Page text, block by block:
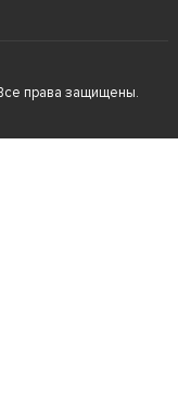
права защищены.